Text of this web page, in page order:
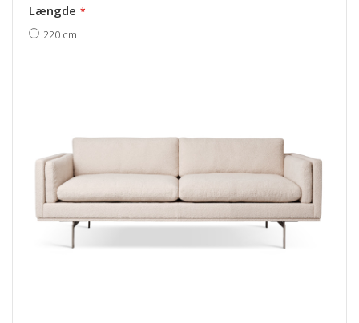
Produktinformation
Stel: Rustfrit stål
Mål: L: 300/220 cm B: 85 cm Sh: 50 cm ( længde vælges
herunder)
levering: 4-5 uger
Længde
220 cm